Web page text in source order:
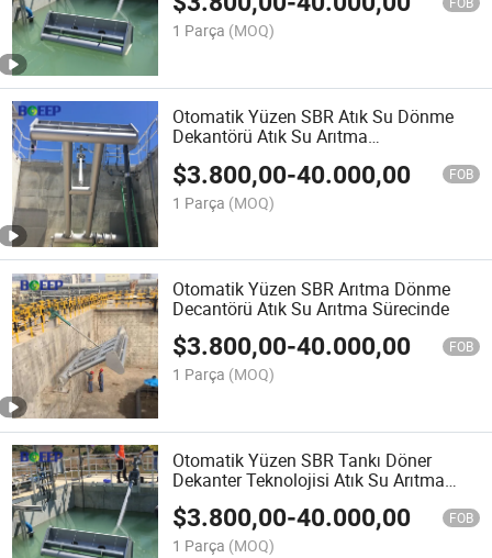
1 Parça (MOQ)
Otomatik Yüzen SBR Atık Su Dönme
Dekantörü Atık Su Arıtma
$3.800,00-40.000,00 FOB
1 Parça (MOQ)
Otomatik Yüzen SBR Arıtma Dönme
Decantörü Atık Su Arıtma Sürecinde
$3.800,00-40.000,00 FOB
1 Parça (MOQ)
Otomatik Yüzen SBR Tankı Döner
Dekanter Teknolojisi Atık Su Arıtma
Tesisi
$3.800,00-40.000,00 FOB
1 Parça (MOQ)